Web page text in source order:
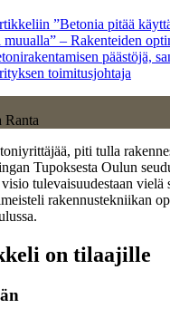
”Betonia pitää
muualla” – Rakenteiden
päästöjä,
toimitusjohtaja
Ranta
piti tulla
Tupoksesta Oulun
visio tulevaisuudestaan vielä
rakennustekniikan
on tilaajille